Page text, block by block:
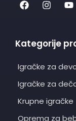
Kategorije
Igračke za
Igračke za
Krupne igračke
Oprema za